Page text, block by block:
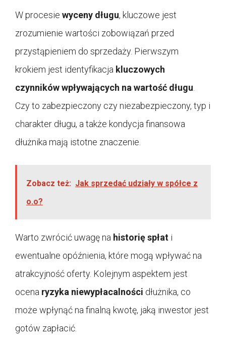
W procesie wyceny długu, kluczowe jest
zrozumienie wartości zobowiązań przed
przystąpieniem do sprzedaży. Pierwszym
krokiem jest identyfikacja kluczowych
czynników wpływających na wartość długu
Czy to zabezpieczony czy niezabezpieczony, typ i
charakter długu, a także kondycja finansowa
dłużnika mają istotne znaczenie.
Zobacz też: Jak sprzedać udziały w spółce z
o.o?
Warto zwrócić uwagę na historię spłat i
ewentualne opóźnienia, które mogą wpływać na
atrakcyjność oferty. Kolejnym aspektem jest
ocena ryzyka niewypłacalności dłużnika, co
może wpłynąć na finalną kwotę, jaką inwestor jest
gotów zapłacić.